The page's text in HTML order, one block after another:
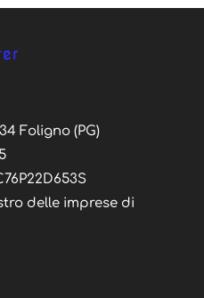
Foligno (PG)
delle imprese di